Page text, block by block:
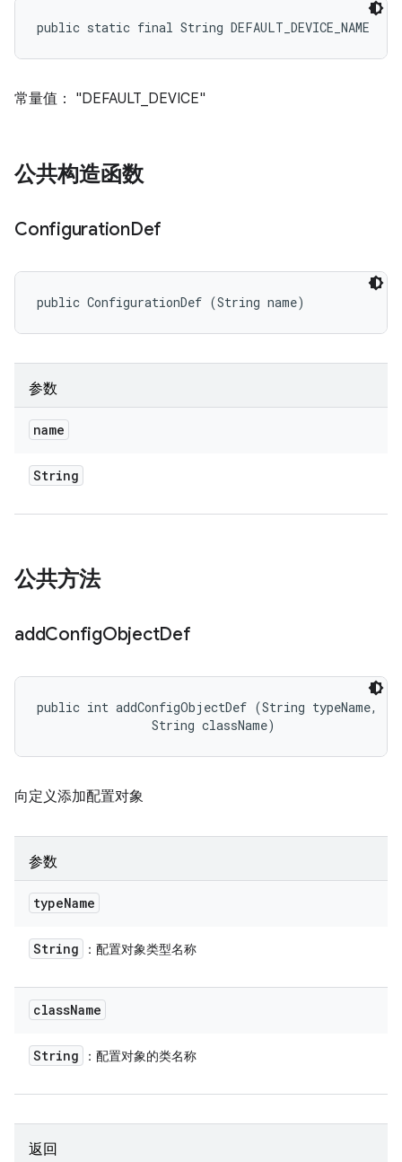
public static final String DEFAULT_DEVICE_NAME
常量值： "DEFAULT_DEVICE"
公共构造函数
ConfigurationDef
public ConfigurationDef (String name)
参数
name
String
公共方法
addConfigObjectDef
public int addConfigObjectDef (String typeName,
                String className)
向定义添加配置对象
参数
typeName
String ：配置对象类型名称
className
String ：配置对象的类名称
返回